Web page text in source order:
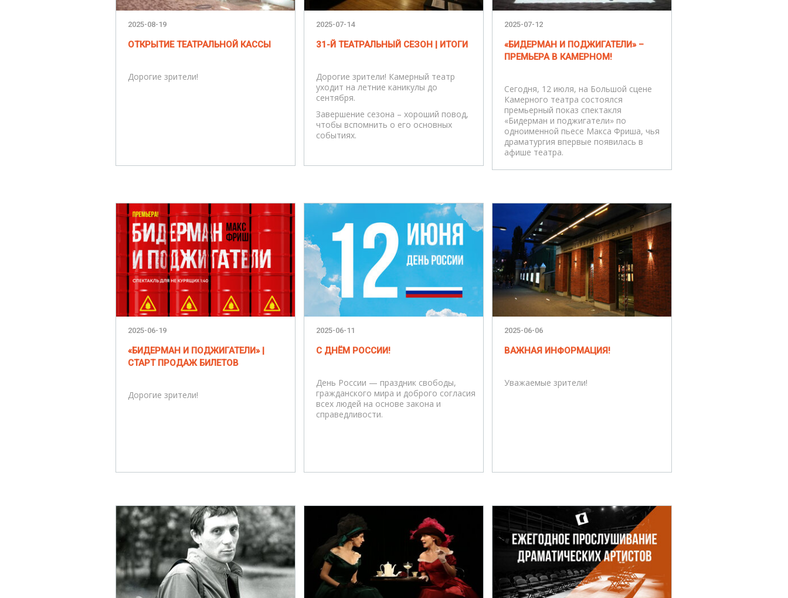
2025-08-19
ОТКРЫТИЕ ТЕАТРАЛЬНОЙ КАССЫ
Дорогие зрители!
2025-07-14
31-Й ТЕАТРАЛЬНЫЙ СЕЗОН | ИТОГИ
Дорогие зрители! Камерный театр
уходит на летние каникулы до
сентября.
Завершение сезона – хороший повод,
чтобы вспомнить о его основных
событиях.
2025-07-12
«БИДЕРМАН И ПОДЖИГАТЕЛИ» –
ПРЕМЬЕРА В КАМЕРНОМ!
Сегодня, 12 июля, на Большой сцене
Камерного театра состоялся
премьерный показ спектакля
«Бидерман и поджигатели» по
одноименной пьесе Макса Фриша, чья
драматургия впервые появилась в
афише театра.
2025-06-19
«БИДЕРМАН И ПОДЖИГАТЕЛИ» |
CТАРТ ПРОДАЖ БИЛЕТОВ
Дорогие зрители!
2025-06-11
С ДНЁМ РОССИИ!
День России — праздник свободы,
гражданского мира и доброго согласия
всех людей на основе закона и
справедливости.
2025-06-06
ВАЖНАЯ ИНФОРМАЦИЯ!
Уважаемые зрители!